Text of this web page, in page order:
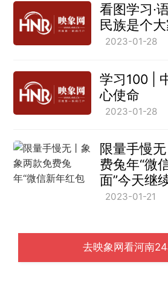
看图学习·
民族是个
2023-01-28
学习100 |
心使命
2023-01-28
限量手慢
费兔年“微
面”今天继
2023-01-21
去映象网看河南